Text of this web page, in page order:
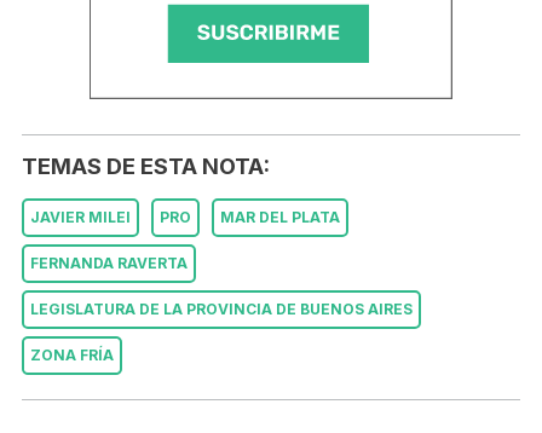
TEMAS DE ESTA NOTA:
JAVIER MILEI PRO MAR DEL PLATA
FERNANDA RAVERTA
LEGISLATURA DE LA PROVINCIA DE BUENOS AIRES
ZONA FRÍA